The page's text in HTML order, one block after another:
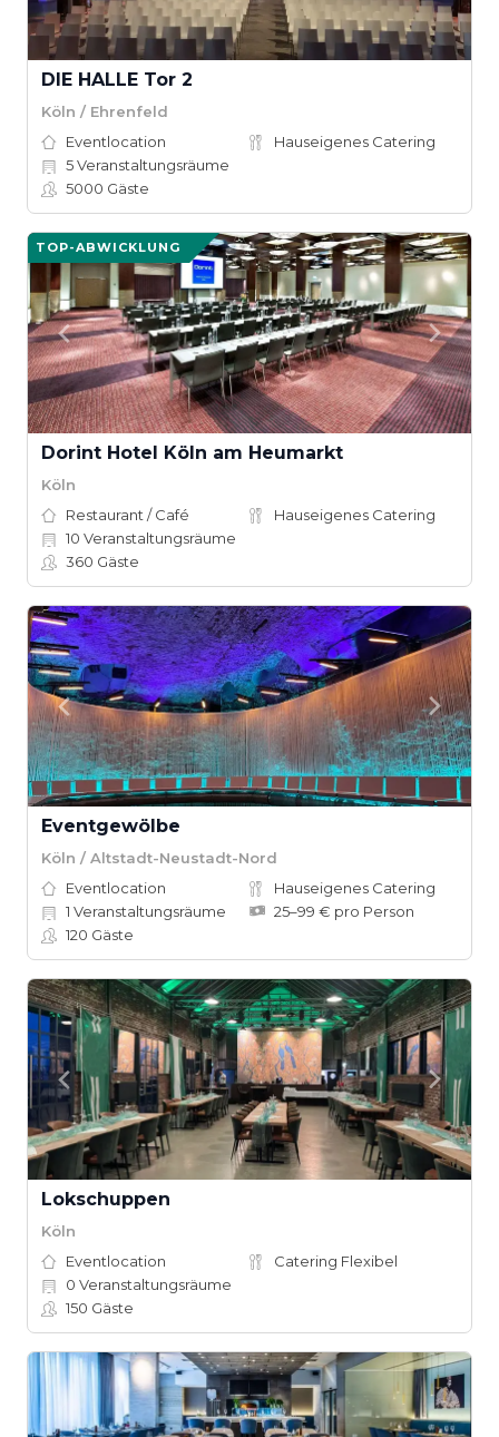
DIE HALLE Tor 2
Köln / Ehrenfeld
Eventlocation
Hauseigenes Catering
5Veranstaltungsräume
5000 Gäste
TOP-ABWICKLUNG
Dorint Hotel Köln am Heumarkt
Köln
Restaurant / Café
Hauseigenes Catering
10 Veranstaltungsräume
360 Gäste
Eventgewölbe
Köln / Altstadt-Neustadt-Nord
Eventlocation
Hauseigenes Catering
1 Veranstaltungsräume
25–99 € pro Person
120 Gäste
Lokschuppen
Köln
Eventlocation
Catering Flexibel
0 Veranstaltungsräume
150 Gäste